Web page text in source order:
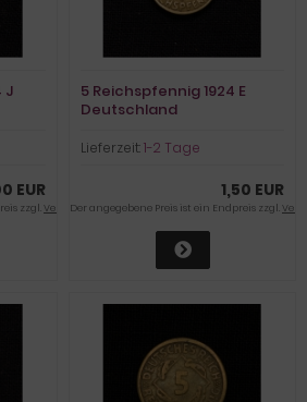
J
EUR
zzgl.Versandkosten
5 Reichspfennig 1924 E
Deutschland
Lieferzeit:1-2 Tage
1,50 EUR
Der angegebene Preis ist ein Endpreis zzgl.